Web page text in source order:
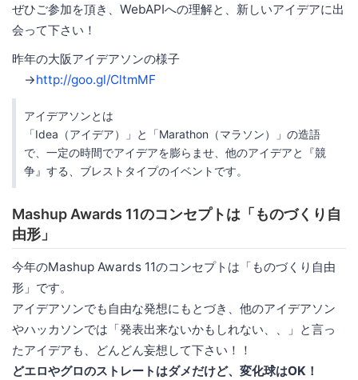
ぜひご参加を頂き、WebAPIへの理解と、新しいアイデアに出
会って下さい！
昨年の大阪アイデアソンの様子
→http://goo.gl/CltmMF
アイデアソンとは
「Idea（アイデア）」と「Marathon（マラソン）」の造語
で、一定の時間でアイデアを膨らませ、他のアイデアと『競
争』する、ブレストタイプのイベントです。
Mashup Awards 11のコンセプトは「ものづくり自
由形」
今年のMashup Awards 11のコンセプトは「ものづくり自由
形」です。
アイデアソンでも自由な発想にもとづき、他のアイデアソン
やハッカソンでは「発表出来ないかもしれない、、」と言っ
たアイデアも、どんどん妄想して下さい！！
どエロやグロのストレートはダメだけど、変化球はOK！